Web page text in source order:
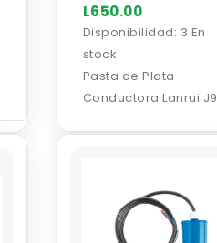
L650.00
Disponibilidad: 3 En
stock
Pasta de Plata
Conductora Lanrui J9